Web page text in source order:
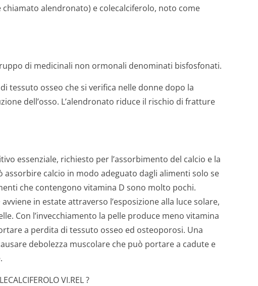
alendronato) e colecalciferolo, noto come
di medicinali non ormonali denominati bisfosfonati.
tessuto osseo che si verifica nelle donne dopo la
dell’osso. L’alendronato riduce il rischio di fratture
essenziale, richiesto per l’assorbimento del calcio e la
assorbire calcio in modo adeguato dagli alimenti solo se
che contengono vitamina D sono molto pochi.
in estate attraverso l’esposizione alla luce solare,
Con l’invecchiamento la pelle produce meno vitamina
a perdita di tessuto osseo ed osteoporosi. Una
debolezza muscolare che può portare a cadute e
VI.REL ?